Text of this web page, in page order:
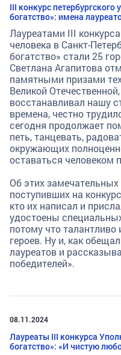
III конкурс
богатство»: имена
Лауреатами III
человека в Санкт-
богатство» стали 25
Светлана Агапитова
памятными призами
Великой
восстанавливал нашу
времена, честно
сегодня продолжает
петь, танцевать,
окружающих
оставаться человеком
Об этих
поступивших на
кто их написал и
удостоены
потому что
героев. Ну и, как
лауреатов и
победителей».
08.11.2024
Лауреаты III конкурса
богатство»: «И чистую